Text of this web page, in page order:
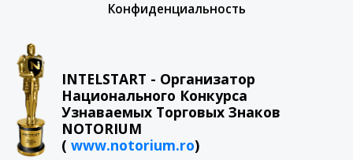
Конфиденциальность
INTELSTART - Организатор
Национального Конкурса
Узнаваемых Торговых Знаков
NOTORIUM
(www.notorium.ro)